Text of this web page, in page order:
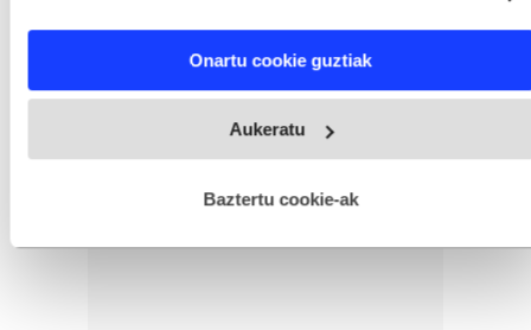
and set your preferences in thedetails section
fitxategiak erabiltzen ditu. Zure esperientzia eta zerbitzuak
esplizitua ematen diguzu.Gehiago irakurri
Onartu cookie guztiak
Aukeratu
Baztertu cookie-ak